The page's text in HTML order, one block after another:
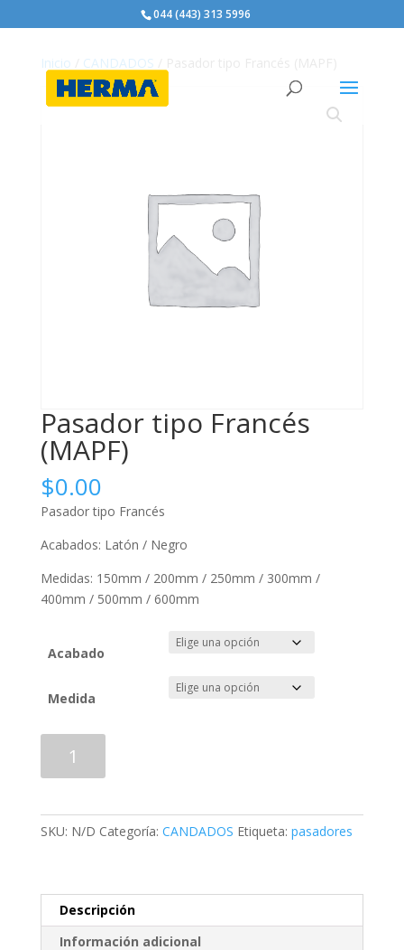
044 (443) 313 5996
Inicio CANDADOS
Pasador tipo Francés
(MAPF)
$0.00
Pasador tipo Francés
Acabados: Latón / Negro
Medidas: 150mm / 200mm / 250mm / 300mm /
400mm / 500mm / 600mm
Acabado
Medida
cantidad
SKU: N/D Categoría: CANDADOS Etiqueta: pasadores
Descripción
Información adicional